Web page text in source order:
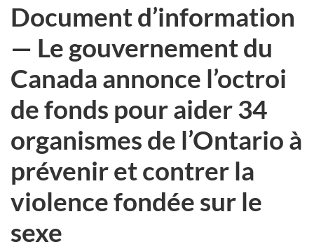
ici :
Document d’information
— Le gouvernement du
Canada annonce l’octroi
de fonds pour aider 34
organismes de l’Ontario à
prévenir et contrer la
violence fondée sur le
sexe